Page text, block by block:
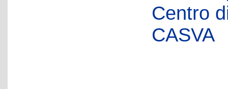
Centro
CASVA